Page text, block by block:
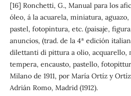
[16] Ronchetti, G., Manual para los
óleo, á la acuarela, miniatura,
pastel, fotopintura, etc. (paisaje,
anuncios, (trad. de la 4ª edición
dilettanti di pittura a olio, acquarello,
tempera, encausto, pastello,
Milano de 1911, por María Ortíz y
Adrián Romo, Madrid (1912).